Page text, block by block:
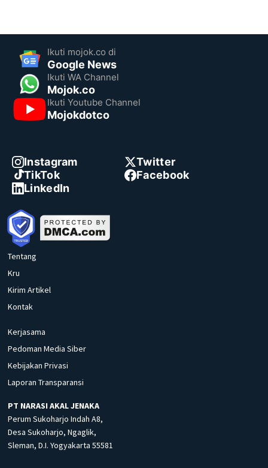
Ikuti mojok.co di
Google News
Ikuti WA Channel
Mojok.co
Ikuti Youtube Channel
Mojokdotco
Instagram
Twitter
TikTok
Facebook
LinkedIn
Tentang
Kru
Kirim Artikel
Kontak
Kerjasama
Pedoman Media Siber
Kebijakan Privasi
Laporan Transparansi
PT NARASI AKAL JENAKA
Perum Sukoharjo Indah A8,
Desa Sukoharjo, Ngaglik,
Sleman, D.I. Yogyakarta 55581